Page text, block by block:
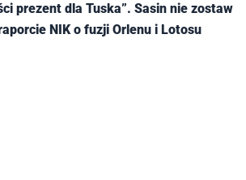
prezent dla Tuska”. Sasin nie zostawił
NIK o fuzji Orlenu i Lotosu